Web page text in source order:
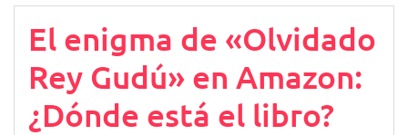
El enigma de «Olvidado
Rey Gudú» en Amazon:
¿Dónde está el libro?